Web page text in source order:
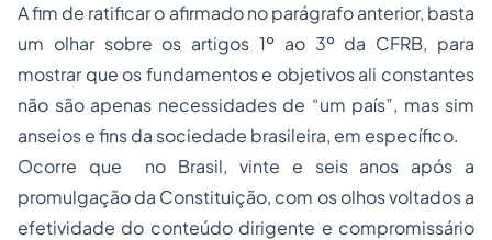
A fim de ratificar o afirmado no parágrafo anterior, basta
um olhar sobre os artigos 1º ao 3º da CFRB, para
mostrar que os fundamentos e objetivos ali constantes
não são apenas necessidades de “um país”, mas sim
anseios e fins da sociedade brasileira, em específico.
Ocorre que no Brasil, vinte e seis anos após a
promulgação da Constituição, com os olhos voltados a
efetividade do conteúdo dirigente e compromissário